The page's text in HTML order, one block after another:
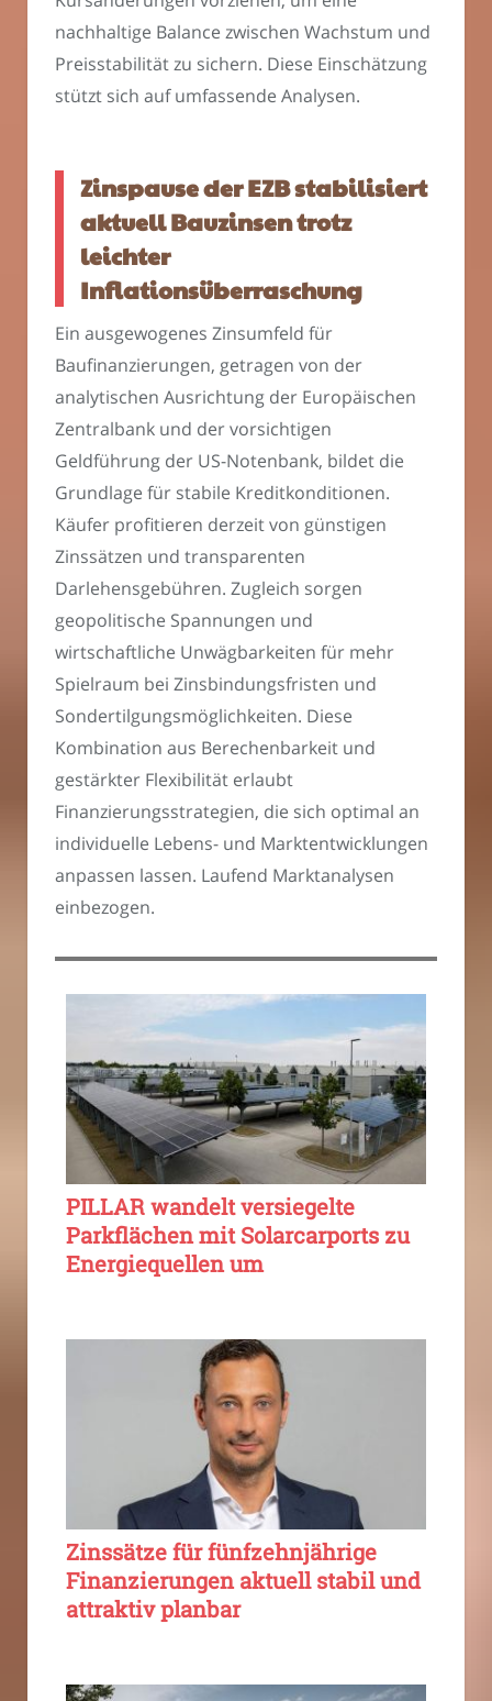
nachhaltige Balance zwischen Wachstum und
Preisstabilität zu sichern. Diese Einschätzung
stützt sich auf umfassende Analysen.
Zinspause der EZB stabilisiert
aktuell Bauzinsen trotz
leichter
Inflationsüberraschung
Ein ausgewogenes Zinsumfeld für
Baufinanzierungen, getragen von der
analytischen Ausrichtung der Europäischen
Zentralbank und der vorsichtigen
Geldführung der US-Notenbank, bildet die
Grundlage für stabile Kreditkonditionen.
Käufer profitieren derzeit von günstigen
Zinssätzen und transparenten
Darlehensgebühren. Zugleich sorgen
geopolitische Spannungen und
wirtschaftliche Unwägbarkeiten für mehr
Spielraum bei Zinsbindungsfristen und
Sondertilgungsmöglichkeiten. Diese
Kombination aus Berechenbarkeit und
gestärkter Flexibilität erlaubt
Finanzierungsstrategien, die sich optimal an
individuelle Lebens- und Marktentwicklungen
anpassen lassen. Laufend Marktanalysen
einbezogen.
PILLAR wandelt versiegelte
Parkflächen mit Solarcarports zu
Energiequellen um
Zinssätze für fünfzehnjährige
Finanzierungen aktuell stabil und
attraktiv planbar